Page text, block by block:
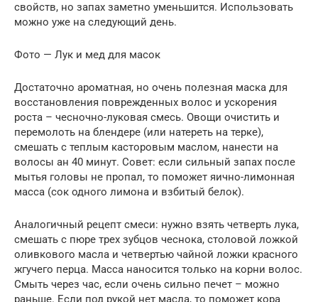
свойств, но запах заметно уменьшится. Использовать
можно уже на следующий день.
Фото — Лук и мед для масок
Достаточно ароматная, но очень полезная маска для
восстановления поврежденных волос и ускорения
роста – чесночно-луковая смесь. Овощи очистить и
перемолоть на блендере (или натереть на терке),
смешать с теплым касторовым маслом, нанести на
волосы ан 40 минут. Совет: если сильный запах после
мытья головы не пропал, то поможет яично-лимонная
масса (сок одного лимона и взбитый белок).
Аналогичный рецепт смеси: нужно взять четверть лука,
смешать с пюре трех зубцов чеснока, столовой ложкой
оливкового масла и четвертью чайной ложки красного
жгучего перца. Масса наносится только на корни волос.
Смыть через час, если очень сильно печет – можно
раньше. Если под рукой нет масла, то поможет кора